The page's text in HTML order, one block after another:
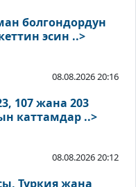
болгондордун
эсин ..>
08.08.2026 20:16
107 жана 203
каттамдар ..>
08.08.2026 20:12
Түркия жана